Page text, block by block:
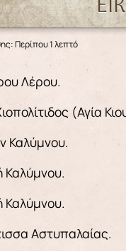
Περίπου 1 λεπτό
Λέρου.
(Αγία
Καλύμνου.
Καλύμνου.
Καλύμνου.
Αστυπαλαίας.